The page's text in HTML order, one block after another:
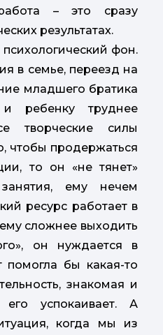
работа – это сразу
результатах.
фон.
в семье, переезд на
младшего братика
ребенку труднее
творческие силы
чтобы продержаться
то он «не тянет»
ему нечем
ресурс работает в
сложнее выходить
он нуждается в
помогла бы какая-то
знакомая и
его успокаивает. А
когда мы из